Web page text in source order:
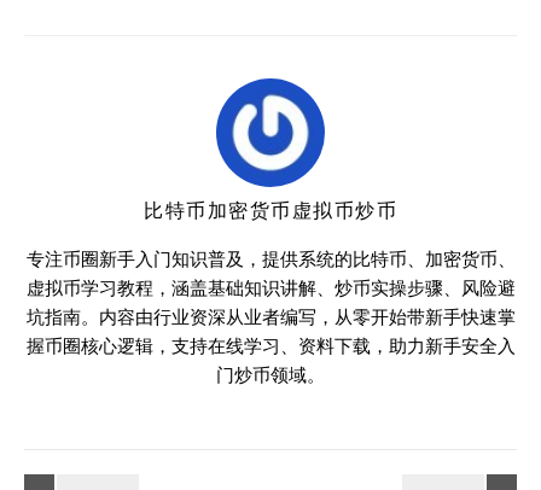
比特币加密货币虚拟币炒币
专注币圈新手入门知识普及，提供系统的比特币、加密货币、
虚拟币学习教程，涵盖基础知识讲解、炒币实操步骤、风险避
坑指南。内容由行业资深从业者编写，从零开始带新手快速掌
握币圈核心逻辑，支持在线学习、资料下载，助力新手安全入
门炒币领域。